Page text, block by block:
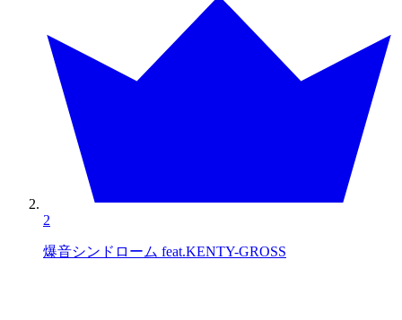
2
爆音シンドローム feat.KENTY-GROSS